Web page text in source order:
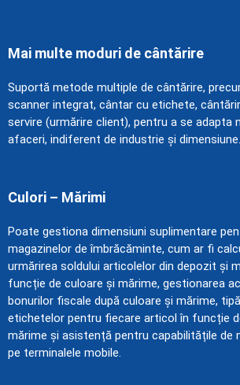
Mai multe moduri de cântărire
Suportă metode multiple de cântărire,
scanner integrat, cântar cu etichete,
servire (urmărire client), pentru a se adapta
afaceri, indiferent de industrie și dimensiune.
Culori – Mărimi
Poate gestiona dimensiuni suplimentare
magazinelor de îmbrăcăminte, cum ar fi
urmărirea soldului articolelor din depozit și
funcție de culoare și mărime, gestionarea
bonurilor fiscale după culoare și mărime,
etichetelor pentru fiecare articol în funcție
mărime și asistență pentru capabilitățile de
pe terminalele mobile.